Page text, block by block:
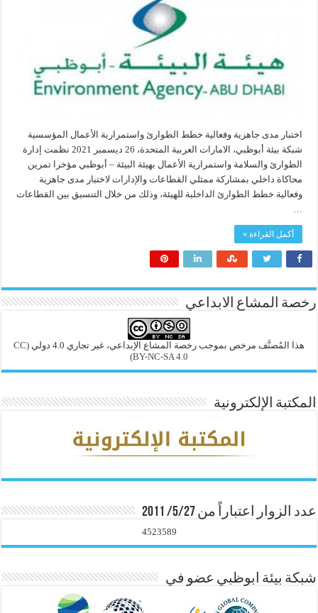
اختبار مدى جاهزية وفعالية خطط الطوارئ واستمرارية الأعمال المؤسسية
شبكة بيئة أبوظبي، الامارات العربية المتحدة، 26 ديسمبر 2021 نظمت إدارة
الطوارئ والسلامة واستمرارية الأعمال بهيئة البيئة – أبوظبي مؤخرا تمرين
محاكاة داخلي بمشاركة ممثلي القطاعات والإدارات لاختبار مدى جاهزية
وفعالية خطط الطوارئ الداخلية للهيئة، وذلك من خلال التنسيق بين القطاعات
…
أكمل القراءة »
رخصة المشاع الابداعي
هذا المُصنَّف مرخص بموجب رخصة المشاع الإبداعي، غير تجاري 4.0 دولي
(CC
BY-NC-SA 4.0)
المكتبة الإلكترونية
عدد الزوار اعتباراً من 5/27/ 2011
4523589
شبكة بيئة ابوظبي عضو في